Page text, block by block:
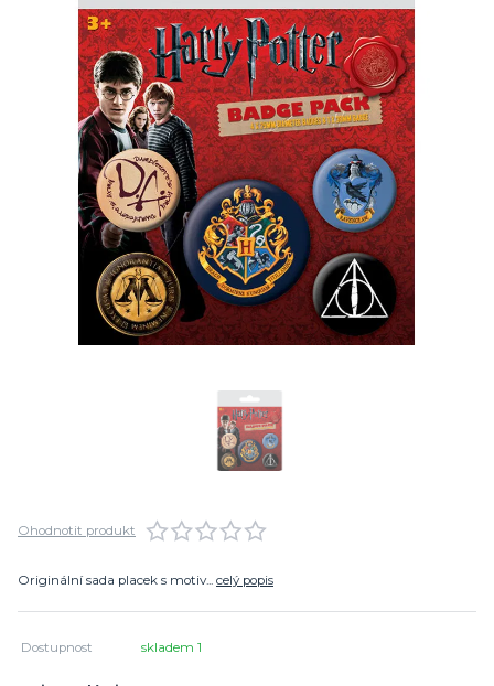
Ohodnotit produkt
Originální sada placek s motiv... celý popis
Dostupnost skladem 1